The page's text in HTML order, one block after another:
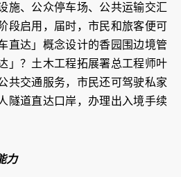
施、公众停车场、公共运输交汇
段启用，届时，市民和旅客便可
直达」概念设计的香园围边境管
」？土木工程拓展署总工程师叶
共交通服务，市民还可驾驶私家
隧道直达口岸，办理出入境手续
力